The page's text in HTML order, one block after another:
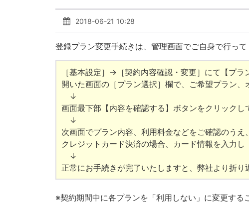
2018-06-21 10:28
登録プラン変更手続きは、管理画面でご自身で行って
［基本設定］→［契約内容確認・変更］にて【プラ
開いた画面の［プラン選択］欄で、ご希望プラン、
↓
画面最下部【内容を確認する】ボタンをクリックし
↓
次画面でプラン内容、利用料金などをご確認のうえ
クレジットカード決済の場合、カード情報を入力し
↓
正常にお手続きが完了いたしますと、弊社より折
※契約期間中に各プランを「利用しない」に変更する